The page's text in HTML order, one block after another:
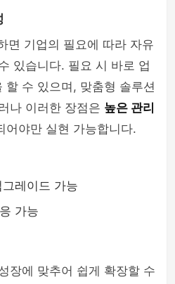
면 기업의 필요에 따라 자유
있습니다. 필요 시 바로 업
할 수 있으며, 맞춤형 솔루션
나 이러한 장점은 높은 관리
어야만 실현 가능합니다.
레이드 가능
가능
장에 맞추어 쉽게 확장할 수